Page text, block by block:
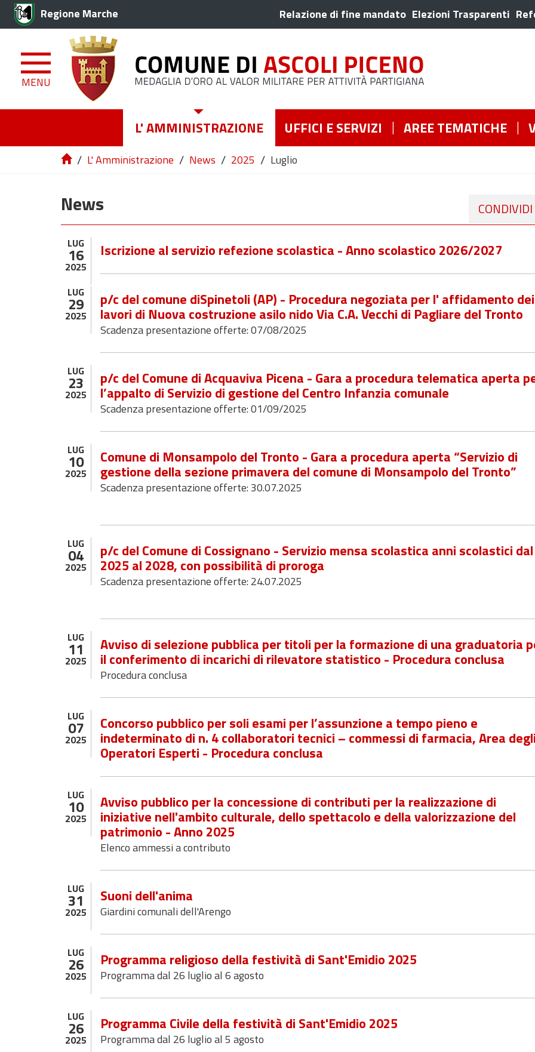
Regione Marche Relazione di fine mandato Elezioni Trasparenti
MENU
L' AMMINISTRAZIONE UFFICI E SERVIZI AREE TEMATICHE
/ L' Amministrazione / News / 2025 / Luglio
CONDIVIDI
News
LUG
16
2025
Iscrizione al servizio refezione scolastica - Anno scolastico 2026/2027
LUG
29
2025
p/c del comune diSpinetoli (AP) - Procedura negoziata per l' affidamento dei
lavori di Nuova costruzione asilo nido Via C.A. Vecchi di Pagliare del Tronto
Scadenza presentazione offerte: 07/08/2025
LUG
23
2025
p/c del Comune di Acquaviva Picena - Gara a procedura telematica aperta
l’appalto di Servizio di gestione del Centro Infanzia comunale
Scadenza presentazione offerte: 01/09/2025
LUG
10
2025
Comune di Monsampolo del Tronto - Gara a procedura aperta “Servizio di
gestione della sezione primavera del comune di Monsampolo del Tronto”
Scadenza presentazione offerte: 30.07.2025
LUG
04
2025
p/c del Comune di Cossignano - Servizio mensa scolastica anni scolastici dal
2025 al 2028, con possibilità di proroga
Scadenza presentazione offerte: 24.07.2025
LUG
11
2025
Avviso di selezione pubblica per titoli per la formazione di una graduatoria
il conferimento di incarichi di rilevatore statistico - Procedura conclusa
Procedura conclusa
LUG
07
2025
Concorso pubblico per soli esami per l’assunzione a tempo pieno e
indeterminato di n. 4 collaboratori tecnici – commessi di farmacia, Area
Operatori Esperti - Procedura conclusa
LUG
10
2025
Avviso pubblico per la concessione di contributi per la realizzazione di
iniziative nell'ambito culturale, dello spettacolo e della valorizzazione del
patrimonio - Anno 2025
Elenco ammessi a contributo
LUG
31
2025
Suoni dell'anima
Giardini comunali dell'Arengo
LUG
26
2025
Programma religioso della festività di Sant'Emidio 2025
Programma dal 26 luglio al 6 agosto
LUG
26
2025
Programma Civile della festività di Sant'Emidio 2025
Programma dal 26 luglio al 5 agosto